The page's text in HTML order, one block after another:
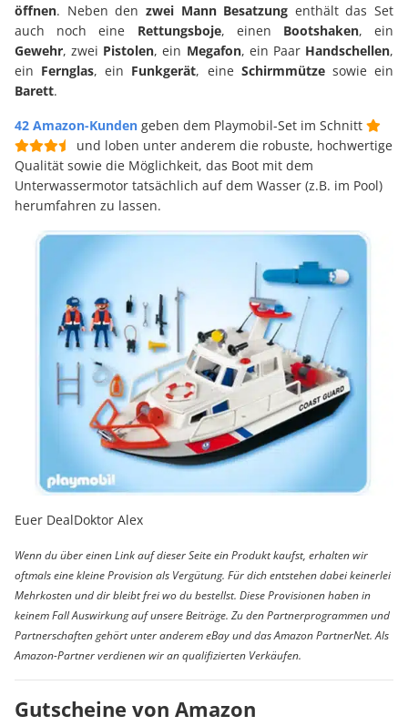
öffnen. Neben den zwei Mann Besatzung enthält das Set
auch noch eine Rettungsboje, einen Bootshaken, ein
Gewehr, zwei Pistolen, ein Megafon, ein Paar Handschellen,
ein Fernglas, ein Funkgerät, eine Schirmmützesowie ein
Barett.
42 Amazon-Kunden geben dem Playmobil-Set im Schnitt
und loben unter anderem die robuste, hochwertige
Qualität sowie die Möglichkeit, das Boot mit dem
Unterwassermotor tatsächlich auf dem Wasser (z.B. im Pool)
herumfahren zu lassen.
Euer DealDoktor Alex
Wenn du über einen Link auf dieser Seite ein Produkt kaufst, erhalten wir
oftmals eine kleine Provision als Vergütung. Für dich entstehen dabei keinerlei
Mehrkosten und dir bleibt frei wo du bestellst. Diese Provisionen haben in
keinem Fall Auswirkung auf unsere Beiträge. Zu den Partnerprogrammen und
Partnerschaften gehört unter anderem eBay und das Amazon PartnerNet. Als
Amazon-Partner verdienen wir an qualifizierten Verkäufen.
Gutscheine von Amazon